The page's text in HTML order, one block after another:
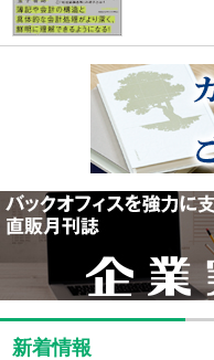
新着情報